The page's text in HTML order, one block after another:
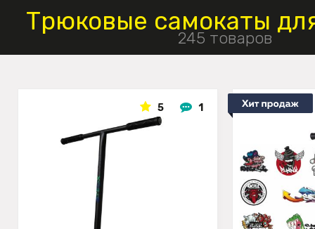
Трюковые самокаты
245 товаров
5 1